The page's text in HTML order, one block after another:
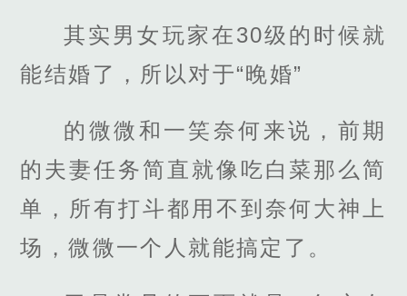
其实男女玩家在30级的时候就
能结婚了，所以对于“晚婚”
的微微和一笑奈何来说，前期
的夫妻任务简直就像吃白菜那么简
单，所有打斗都用不到奈何大神上
场，微微一个人就能搞定了。